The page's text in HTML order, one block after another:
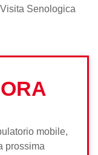
Senologica
mobile,
prossima